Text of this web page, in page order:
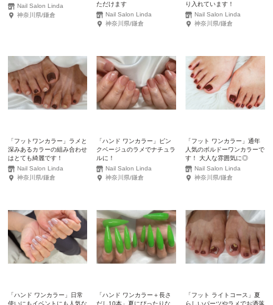
Nail Salon Linda
神奈川県/鎌倉
ただけます
Nail Salon Linda
神奈川県/鎌倉
り入れています！
Nail Salon Linda
神奈川県/鎌倉
「フットワンカラー」ラメと
深みあるカラーの組み合わせ
はとても綺麗です！
Nail Salon Linda
神奈川県/鎌倉
「ハンド ワンカラー」ピン
クベージュのラメでナチュラ
ルに！
Nail Salon Linda
神奈川県/鎌倉
「フット ワンカラー」通年
人気のボルドーワンカラーで
す！ 大人な雰囲気に◎
Nail Salon Linda
神奈川県/鎌倉
「ハンド ワンカラー」日常
使いにもイベントにも人気な
「ハンド ワンカラー＋長さ
だし10本」夏にぴったりな
「フット ライトコース」夏
らしいパーツやラメでお洒落